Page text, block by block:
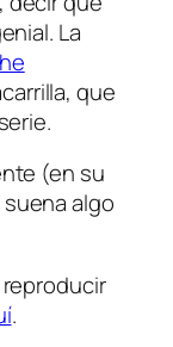
La
que
(en su
algo
.